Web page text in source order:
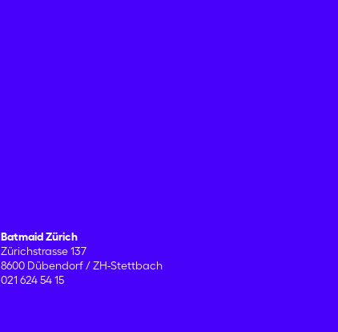
Batmaid Zürich
Zürichstrasse 137
8600 Dübendorf / ZH-Stettbach
021 624 54 15